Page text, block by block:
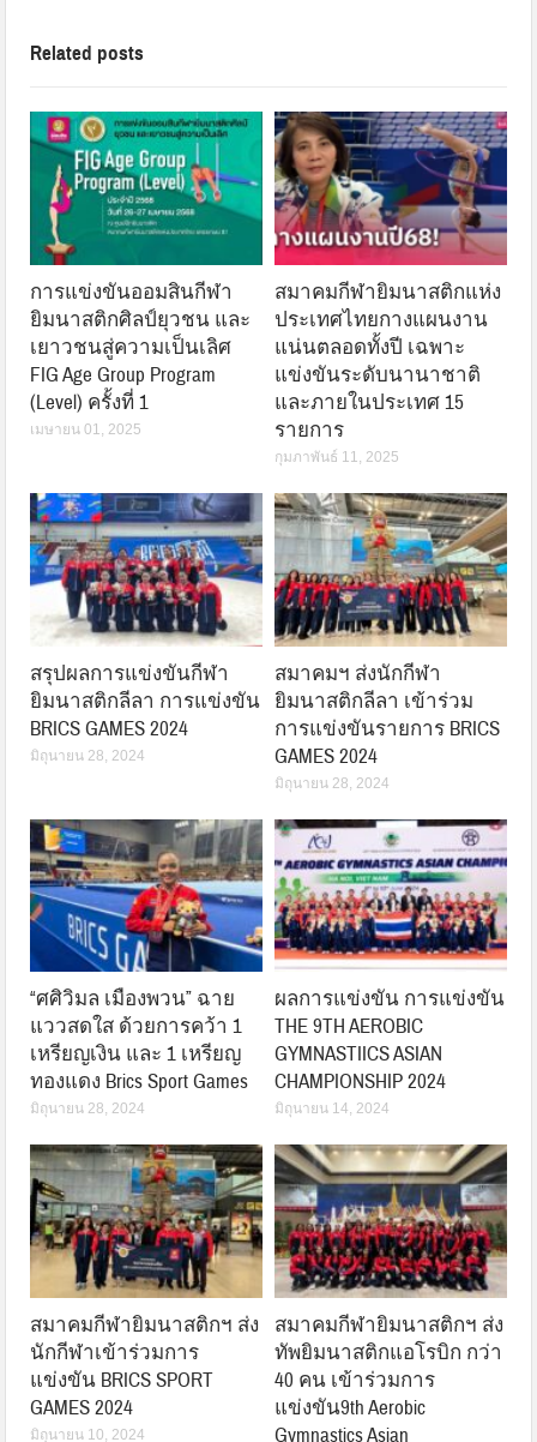
Related posts
การแข่งขันออมสินกีฬา
ยิมนาสติกศิลป์ยุวชน และ
เยาวชนสู่ความเป็นเลิศ
FIG Age Group Program
(Level) ครั้งที่ 1
เมษายน 01, 2025
สมาคมกีฬายิมนาสติกแห่ง
ประเทศไทยกางแผนงาน
แน่นตลอดทั้งปี เฉพาะ
แข่งขันระดับนานาชาติ
และภายในประเทศ 15
รายการ
กุมภาพันธ์ 11, 2025
สรุปผลการแข่งขันกีฬา
ยิมนาสติกลีลา การแข่งขัน
BRICS GAMES 2024
มิถุนายน 28, 2024
สมาคมฯ ส่งนักกีฬา
ยิมนาสติกลีลา เข้าร่วม
การแข่งขันรายการ BRICS
GAMES 2024
มิถุนายน 28, 2024
“ศศิวิมล เมืองพวน” ฉาย
แววสดใส ด้วยการคว้า 1
เหรียญเงิน และ 1 เหรียญ
ทองแดง Brics Sport Games
มิถุนายน 28, 2024
ผลการแข่งขัน การแข่งขัน
THE 9TH AEROBIC
GYMNASTIICS ASIAN
CHAMPIONSHIP 2024
มิถุนายน 14, 2024
สมาคมกีฬายิมนาสติกฯ ส่ง
นักกีฬาเข้าร่วมการ
แข่งขัน BRICS SPORT
GAMES 2024
มิถุนายน 10, 2024
สมาคมกีฬายิมนาสติกฯ ส่ง
ทัพยิมนาสติกแอโรบิก กว่า
40 คน เข้าร่วมการ
แข่งขัน9th Aerobic
Gymnastics Asian